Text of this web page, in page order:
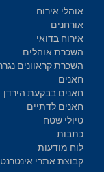
אוהלי אירוח
אורחנים
אירוח בדואי
השכרת אוהלים
השכרת קראוונים
חאנים
חאנים בבקעת הירדן
חאנים לדתיים
טיולי שטח
כתבות
לוח מודעות
קבוצת אתרי